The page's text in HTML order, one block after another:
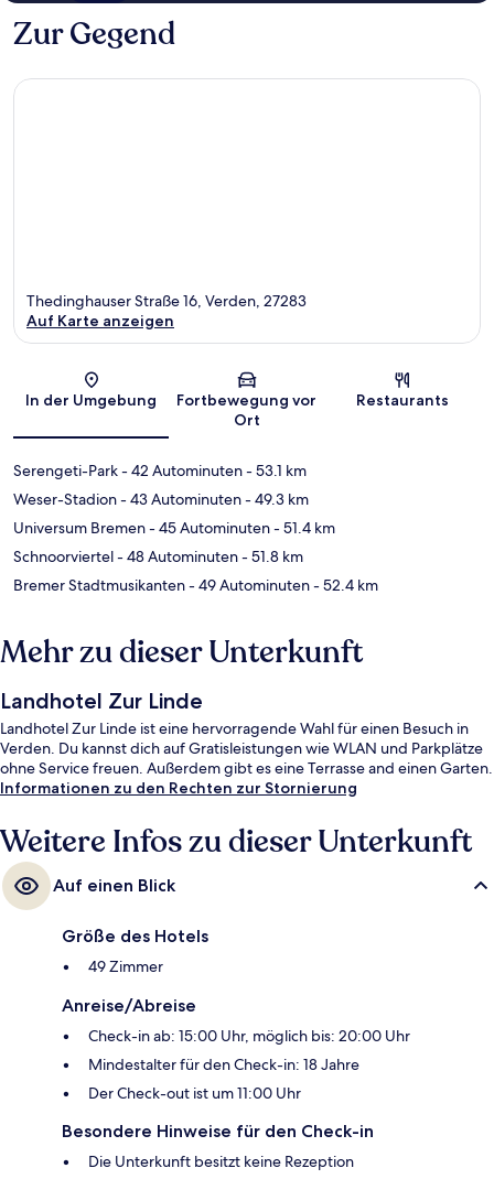
Zur Gegend
Karte
Thedinghauser Straße 16, Verden, 27283
Auf Karte anzeigen
In der Umgebung
Fortbewegung vor
Ort
Restaurants
Serengeti-Park- 42 Autominuten- 53.1 km
Weser-Stadion- 43 Autominuten- 49.3 km
Universum Bremen- 45 Autominuten- 51.4 km
Schnoorviertel- 48 Autominuten- 51.8 km
Bremer Stadtmusikanten- 49 Autominuten- 52.4 km
Mehr zu dieser Unterkunft
Landhotel Zur Linde
Landhotel Zur Linde ist eine hervorragende Wahl für einen Besuch in
Verden. Du kannst dich auf Gratisleistungen wie WLAN und Parkplätze
ohne Service freuen. Außerdem gibt es eine Terrasse and einen Garten.
Informationen zu den Rechten zur Stornierung
Weitere Infos zu dieser Unterkunft
Auf einen Blick
Größe des Hotels
49 Zimmer
Anreise/Abreise
Check-in ab: 15:00 Uhr, möglich bis: 20:00 Uhr
Mindestalter für den Check-in: 18 Jahre
Der Check-out ist um 11:00 Uhr
Besondere Hinweise für den Check-in
Die Unterkunft besitzt keine Rezeption